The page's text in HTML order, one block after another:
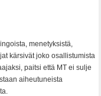
menetyksistä,
kärsivät joko osallistumista
paitsi että MT ei sulje
aiheutuneista